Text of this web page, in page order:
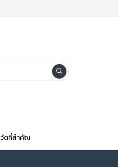
วัดที่สําคัญ